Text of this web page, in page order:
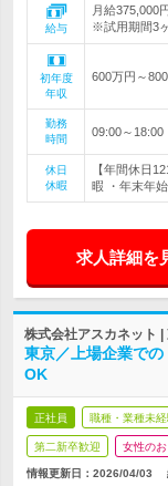
給与
月給375,000
※試用期間3
初年度
年収
600万円～
勤務
時間
09:00～
休日
休暇
【年間休日
暇 ・年末年
求人詳細を
株式会社アスカネット
東京／上場企業で
OK
正社員 職種・業種未
第二新卒歓迎 女性の
情報更新日：2026/04/03